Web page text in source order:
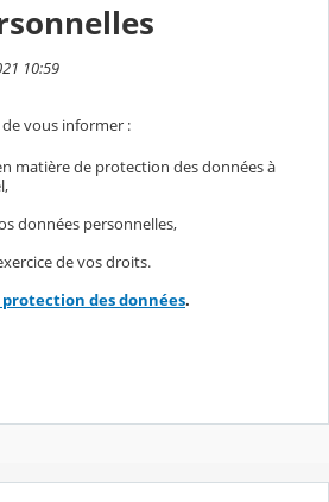
10:59
vous informer :
matière de protection des données à
données personnelles,
de vos droits.
des données.